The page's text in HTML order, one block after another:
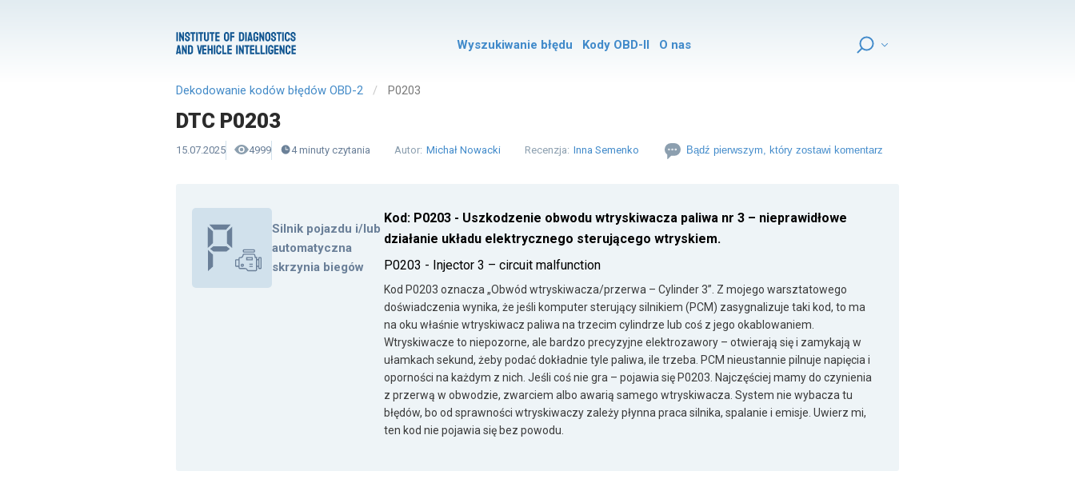
Wyszukiwanie błędu Kody OBD-II O nas
Dekodowanie kodów błędów OBD-2 P0203
DTC P0203
15.07.2025 4999 4 minuty czytania Autor: Michał Nowacki Recenzja: Inna Semenko Bądź pierwszym, który zostawi komentarz
Silnik pojazdu i/lub
automatyczna
skrzynia biegów
Kod: P0203 - Uszkodzenie obwodu wtryskiwacza paliwa nr 3 – nieprawidłowe
działanie układu elektrycznego sterującego wtryskiem.
P0203 - Injector 3 – circuit malfunction
Kod P0203 oznacza „Obwód wtryskiwacza/przerwa – Cylinder 3”. Z mojego warsztatowego
doświadczenia wynika, że jeśli komputer sterujący silnikiem (PCM) zasygnalizuje taki kod, to ma
na oku właśnie wtryskiwacz paliwa na trzecim cylindrze lub coś z jego okablowaniem.
Wtryskiwacze to niepozorne, ale bardzo precyzyjne elektrozawory – otwierają się i zamykają w
ułamkach sekund, żeby podać dokładnie tyle paliwa, ile trzeba. PCM nieustannie pilnuje napięcia i
oporności na każdym z nich. Jeśli coś nie gra – pojawia się P0203. Najczęściej mamy do czynienia
z przerwą w obwodzie, zwarciem albo awarią samego wtryskiwacza. System nie wybacza tu
błędów, bo od sprawności wtryskiwaczy zależy płynna praca silnika, spalanie i emisje. Uwierz mi,
ten kod nie pojawia się bez powodu.